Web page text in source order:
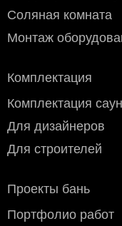
Доставка в центр
кольца ТТК)
Бесплатно
Московской
одну сторону.
Доставка по
Доставка
при получении
оформить
Соляная комната
Монтаж
Комплектация
Комплектация
Для дизайнеров
Для строителей
Проекты бань
Портфолио работ